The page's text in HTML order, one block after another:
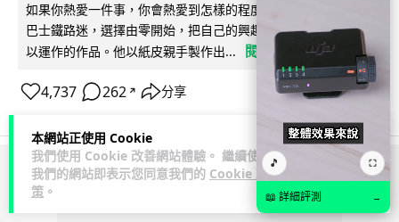
本網站正使用 Cookie
我們使用 Cookie 改善網站體驗。 繼續使用
我們的網站即表示您同意我們的 Cookie 政
策 。
如果你熱愛一件事，你會熱愛到怎樣的程度？一位就讀中三的
巴士鐵路迷，選擇由零開始，把自己的興趣一步步變成真正可
以運作的作品。他以紙皮親手製作出...
閱讀全文
4,737 262 ↗ 分享
ADVERTISEMENT
🎵 ⛶
📖 詳細評測 →